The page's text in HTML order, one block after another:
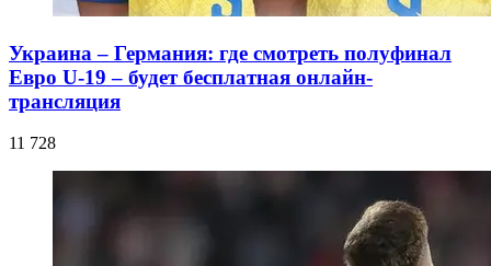
Украина – Германия: где смотреть полуфинал
Евро U-19 – будет бесплатная онлайн-
трансляция
11 728